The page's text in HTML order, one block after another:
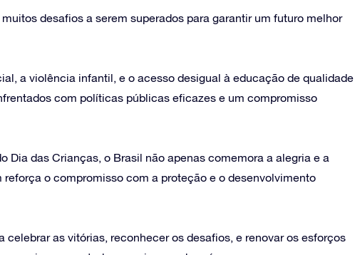
desafios a serem superados para garantir um futuro melhor
a violência infantil, e o acesso desigual à educação de qualidade
com políticas públicas eficazes e um compromisso
Dia das Crianças, o Brasil não apenas comemora a alegria e a
o compromisso com a proteção e o desenvolvimento
celebrar as vitórias, reconhecer os desafios, e renovar os esforços